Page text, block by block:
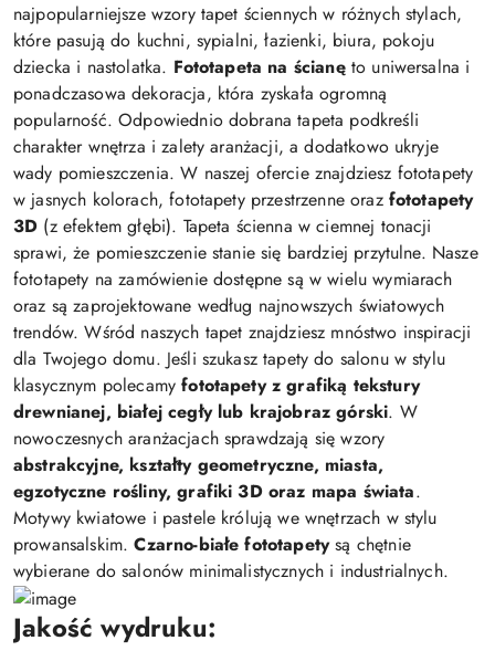
najpopularniejsze wzory tapet ściennych w różnych stylach,
które pasują do kuchni, sypialni, łazienki, biura, pokoju
dziecka i nastolatka. Fototapeta na ścianęto uniwersalna i
ponadczasowa dekoracja, która zyskała ogromną
popularność. Odpowiednio dobrana tapeta podkreśli
charakter wnętrza i zalety aranżacji, a dodatkowo ukryje
wady pomieszczenia. W naszej ofercie znajdziesz fototapety
w jasnych kolorach, fototapety przestrzenne oraz fototapety
3D (z efektem głębi). Tapeta ścienna w ciemnej tonacji
sprawi, że pomieszczenie stanie się bardziej przytulne. Nasze
fototapety na zamówienie dostępne są w wielu wymiarach
oraz są zaprojektowane według najnowszych światowych
trendów. Wśród naszych tapet znajdziesz mnóstwo inspiracji
dla Twojego domu. Jeśli szukasz tapety do salonu w stylu
klasycznym polecamyfototapety z grafiką tekstury
drewnianej, białej cegły lub krajobraz górski. W
nowoczesnych aranżacjach sprawdzają się wzory
abstrakcyjne, kształty geometryczne, miasta,
egzotyczne rośliny, grafiki 3D oraz mapa świata.
Motywy kwiatowe i pastele królują we wnętrzach w stylu
prowansalskim.Czarno-białe fototapetysą chętnie
wybierane do salonów minimalistycznych i industrialnych.
Jakość wydruku: